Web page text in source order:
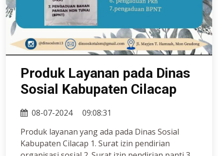
Produk Layanan pada Dinas
Sosial Kabupaten Cilacap
08-07-2024
09:08:31
Produk layanan yang ada pada Dinas Sosial
Kabupaten Cilacap 1. Surat izin pendirian